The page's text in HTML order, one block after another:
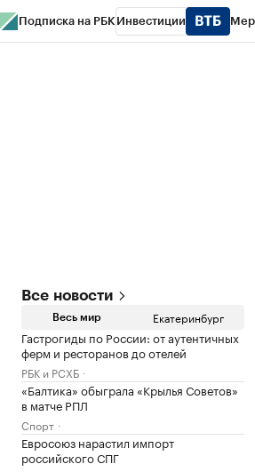
Подписка на РБК Инвестиции
Все новости
Весь мир Екатеринбург
Гастрогиды по России: от аутентичных
ферм и ресторанов до отелей
РБК и РСХБ
«Балтика» обыграла «Крылья Советов»
в матче РПЛ
Спорт
Евросоюз нарастил импорт
российского СПГ